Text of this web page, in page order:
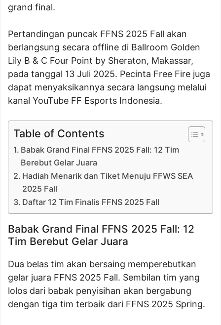
grand final.
Pertandingan puncak FFNS 2025 Fall akan
berlangsung secara offline di Ballroom Golden
Lily B & C Four Point by Sheraton, Makassar,
pada tanggal 13 Juli 2025. Pecinta Free Fire juga
dapat menyaksikannya secara langsung melalui
kanal YouTube FF Esports Indonesia.
Table of Contents
Babak Grand Final FFNS 2025 Fall: 12 Tim
Berebut Gelar Juara
Hadiah Menarik dan Tiket Menuju FFWS SEA
2025 Fall
Daftar 12 Tim Finalis FFNS 2025 Fall
Babak Grand Final FFNS 2025 Fall: 12
Tim Berebut Gelar Juara
Dua belas tim akan bersaing memperebutkan
gelar juara FFNS 2025 Fall. Sembilan tim yang
lolos dari babak penyisihan akan bergabung
dengan tiga tim terbaik dari FFNS 2025 Spring.